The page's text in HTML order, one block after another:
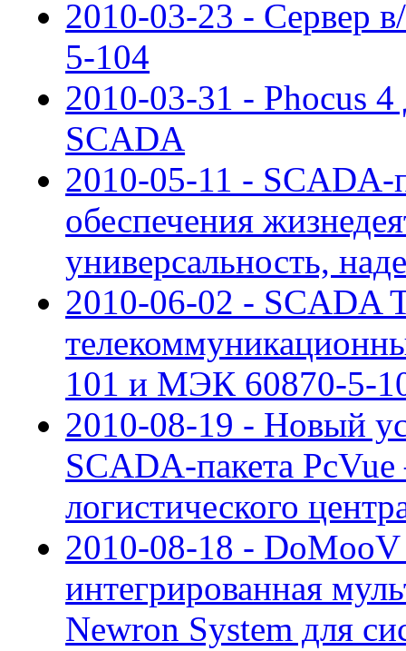
2010-03-23 - Сервер
5-104
2010-03-31 - Phocus 4
SCADA
2010-05-11 - SCADA-
обеспечения
универсальность,
2010-06-02 - SCADA
101 и МЭК 60870-5-
2010-08-19 - Новый
SCADA-пакета PcVue
логистического
2010-08-18 -
интегрированная
Newron System для